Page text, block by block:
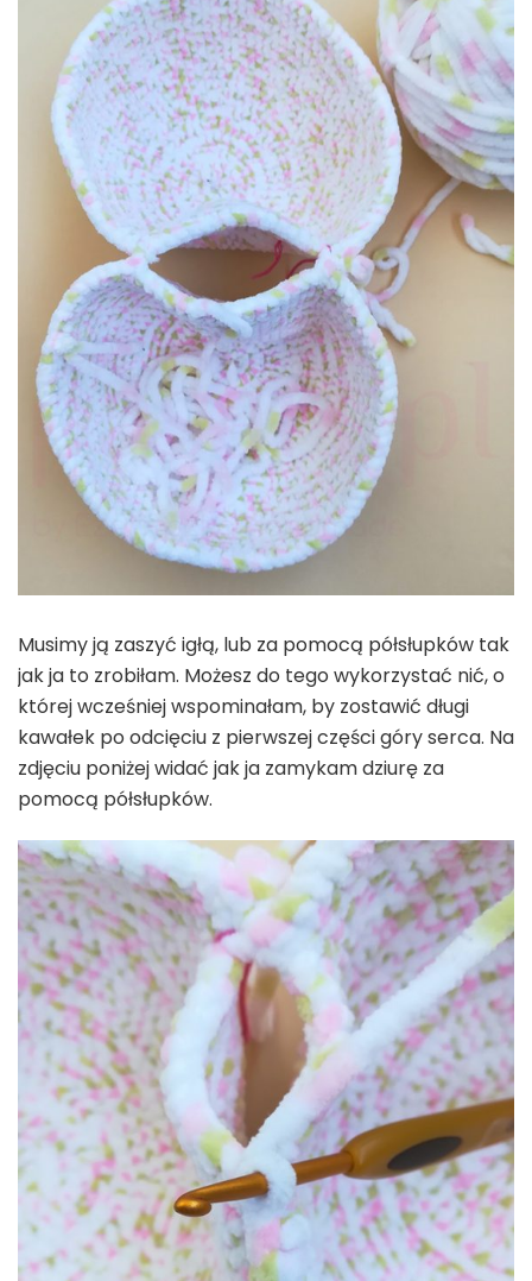
Musimy ją zaszyć igłą, lub za pomocą półsłupków tak
jak ja to zrobiłam. Możesz do tego wykorzystać nić, o
której wcześniej wspominałam, by zostawić długi
kawałek po odcięciu z pierwszej części góry serca. Na
zdjęciu poniżej widać jak ja zamykam dziurę za
pomocą półsłupków.